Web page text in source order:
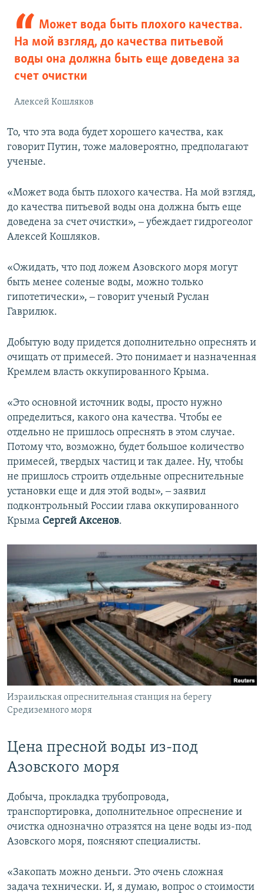
Может вода быть плохого качества.
На мой взгляд, до качества питьевой
воды она должна быть еще доведена за
счет очистки
Алексей Кошляков
То, что эта вода будет хорошего качества, как
говорит Путин, тоже маловероятно, предполагают
ученые.
«Может вода быть плохого качества. На мой взгляд,
до качества питьевой воды она должна быть еще
доведена за счет очистки», ‒ убеждает гидрогеолог
Алексей Кошляков.
«Ожидать, что под ложем Азовского моря могут
быть менее соленые воды, можно только
гипотетически», ‒ говорит ученый Руслан
Гаврилюк.
Добытую воду придется дополнительно опреснять и
очищать от примесей. Это понимает и назначенная
Кремлем власть оккупированного Крыма.
«Это основной источник воды, просто нужно
определиться, какого она качества. Чтобы ее
отдельно не пришлось опреснять в этом случае.
Потому что, возможно, будет большое количество
примесей, твердых частиц и так далее. Ну, чтобы
не пришлось строить отдельные опреснительные
установки еще и для этой воды», ‒ заявил
подконтрольный России глава оккупированного
Крыма Сергей Аксенов.
Израильская опреснительная станция на берегу
Средиземного моря
Цена пресной воды из-под
Азовского моря
Добыча, прокладка трубопровода,
транспортировка, дополнительное опреснение и
очистка однозначно отразятся на цене воды из-под
Азовского моря, поясняют специалисты.
«Закопать можно деньги. Это очень сложная
задача технически. И, я думаю, вопрос о стоимости